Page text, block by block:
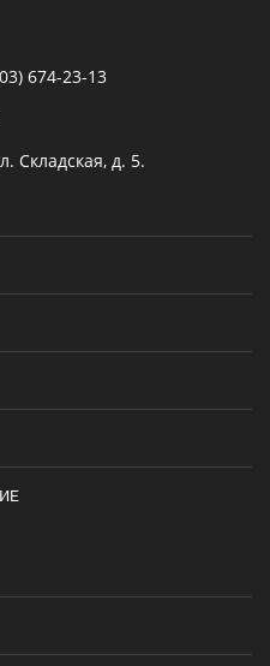
674-23-13
Складская, д. 5.